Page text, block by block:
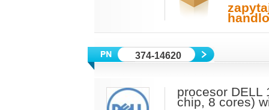
374-14620
procesor DELL
chip, 8 cores)